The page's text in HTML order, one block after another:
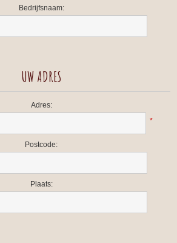
Bedrijfsnaam:
UW ADRES
Adres:
*
Postcode:
Plaats: